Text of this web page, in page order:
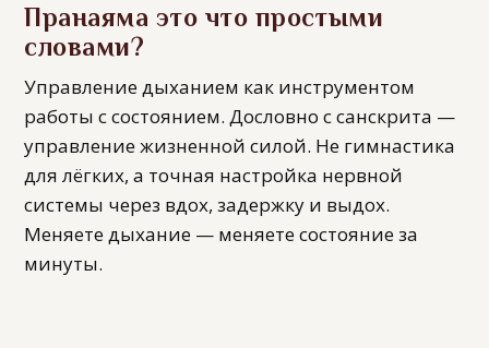
Пранаяма это что простыми
словами?
Управление дыханием как инструментом
работы с состоянием. Дословно с санскрита —
управление жизненной силой. Не гимнастика
для лёгких, а точная настройка нервной
системы через вдох, задержку и выдох.
Меняете дыхание — меняете состояние за
минуты.